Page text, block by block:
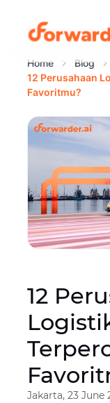
Home
Blog
12 Perusahaan
Favoritmu?
12
Jakarta, 23 June